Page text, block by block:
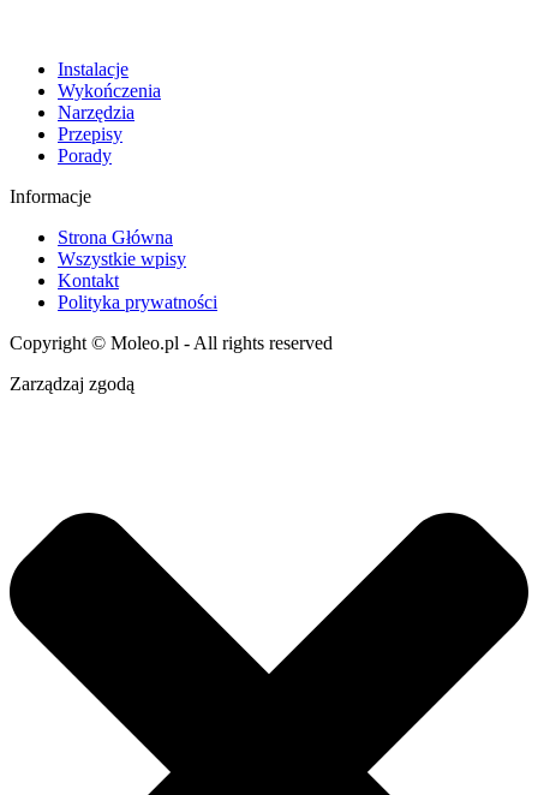
Instalacje
Wykończenia
Narzędzia
Przepisy
Porady
Informacje
Strona Główna
Wszystkie wpisy
Kontakt
Polityka prywatności
Copyright © Moleo.pl - All rights reserved
Zarządzaj zgodą